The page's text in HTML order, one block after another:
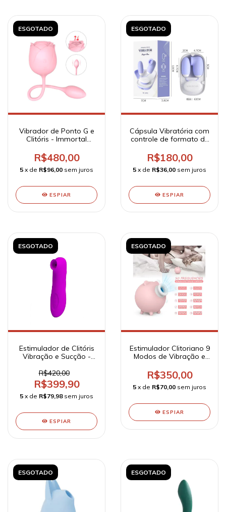
ESGOTADO
Vibrador de Ponto G e
Clitóris - Immortal
R$480,00
5 x de R$96,00 sem juros
ESPIAR
ESGOTADO
Cápsula Vibratória com
controle de formato de
R$180,00
5 x de R$36,00 sem juros
ESPIAR
ESGOTADO
Estimulador de Clitóris
Vibração e Sucção -
R$420,00
R$399,90
5 x de R$79,98 sem juros
ESPIAR
ESGOTADO
Estimulador Clitoriano 9
Modos de Vibração e
- Piggy - S-Hande
R$350,00
5 x de R$70,00 sem juros
ESPIAR
ESGOTADO ESGOTADO